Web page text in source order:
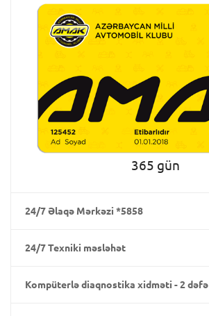
365 gün
24/7 Əlaqə Mərkəzi *5858
24/7 Texniki məsləhət
Kompüterlə diaqnostika xidməti - 2 dəfə